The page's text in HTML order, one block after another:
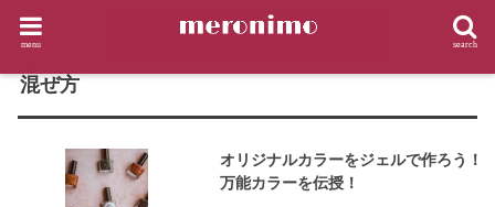
search
menu
HOME
混ぜ方
オリジナルカラーをジェルで作ろう！
万能カラーを伝授！